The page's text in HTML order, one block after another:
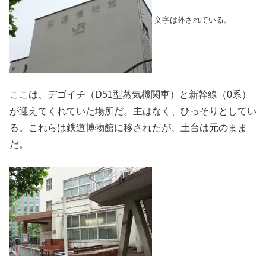
文字は外されている。
ここは、デゴイチ（D51型蒸気機関車）と新幹線（0系）
が迎えてくれていた場所だ。主はなく、ひっそりとしてい
る。これらは鉄道博物館に移されたが、土台は元のまま
だ。